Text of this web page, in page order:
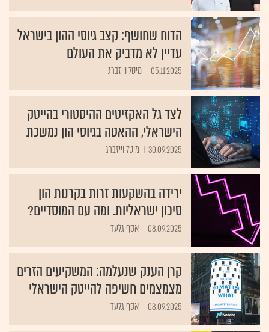
הדוח שחושף: קצב גיוסי ההון בישראל
עדיין לא מדביק את העולם
05.11.2025 מיטל וייזברג
לצד גל האקזיטים ההיסטורי בהייטק
הישראלי, ההאטה בגיוסי הון נמשכת
30.09.2025 מיטל וייזברג
ירידה בהשקעות זרות בקרנות הון
סיכון ישראליות. ומה עם המוסדיים?
08.09.2025 אסף גלעד
קרן הענק שנעלמה: המשקיעים הזרים
מצמצמים חשיפה להייטק הישראלי
08.09.2025 אסף גלעד